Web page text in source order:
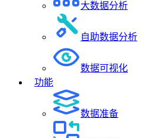
大数据分析
自助数据分析
数据可视化
功能
数据准备